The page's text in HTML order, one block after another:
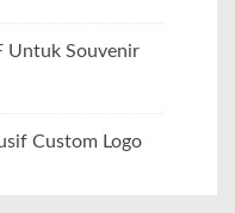
Untuk Souvenir
Custom Logo